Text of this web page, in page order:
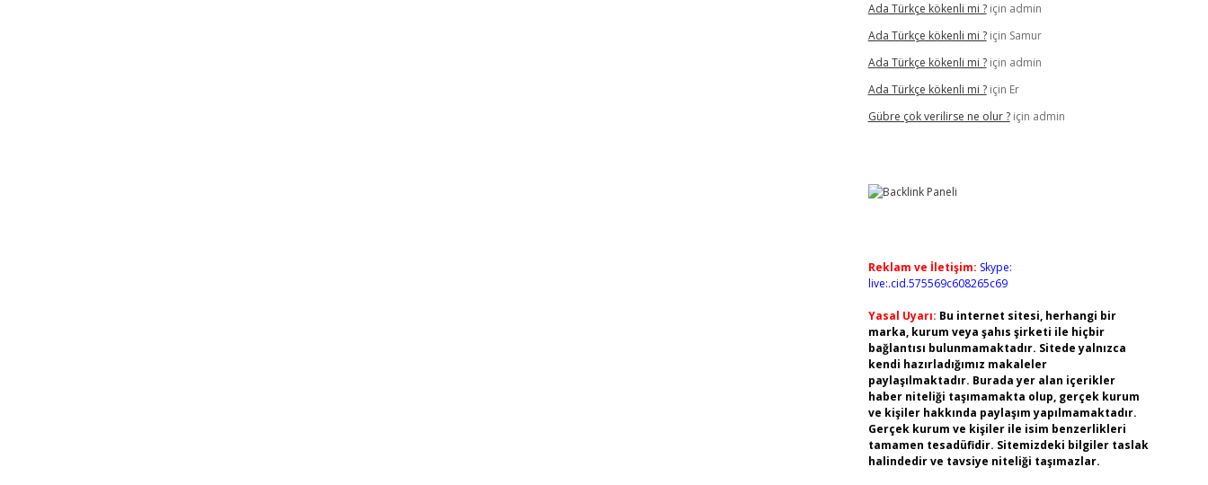
Ada Türkçe kökenli mi ?için admin
Ada Türkçe kökenli mi ?için Samur
Ada Türkçe kökenli mi ?için admin
Ada Türkçe kökenli mi ?için Er
Gübre çok verilirse ne olur ?için admin
Reklam ve İletişim: Skype:
live:.cid.575569c608265c69
Yasal Uyarı: Bu internet sitesi, herhangi bir
marka, kurum veya şahıs şirketi ile hiçbir
bağlantısı bulunmamaktadır. Sitede yalnızca
kendi hazırladığımız makaleler
paylaşılmaktadır. Burada yer alan içerikler
haber niteliği taşımamakta olup, gerçek kurum
ve kişiler hakkında paylaşım yapılmamaktadır.
Gerçek kurum ve kişiler ile isim benzerlikleri
tamamen tesadüfidir. Sitemizdeki bilgiler taslak
halindedir ve tavsiye niteliği taşımazlar.